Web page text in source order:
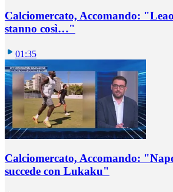
Calciomercato, Accomando:
stanno così…"
01:35
Calciomercato, Accomando:
succede con Lukaku"